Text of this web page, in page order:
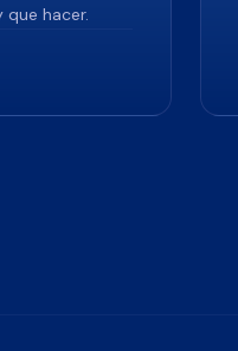
que hacer.